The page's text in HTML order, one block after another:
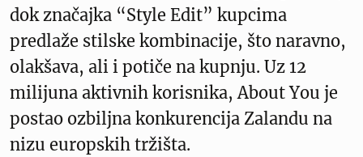
dok značajka “Style Edit” kupcima
predlaže stilske kombinacije, što naravno,
olakšava, ali i potiče na kupnju. Uz 12
milijuna aktivnih korisnika, About You je
postao ozbiljna konkurencija Zalandu na
nizu europskih tržišta.